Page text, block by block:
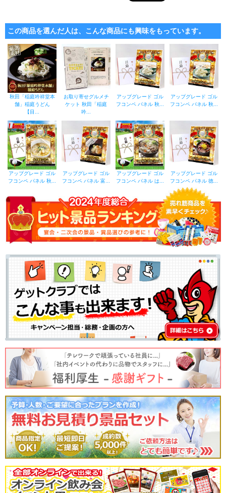
この商品を選んだ人は、こんな商品にも興味をもっています。
秋田「稲庭吟祥堂本
舗」稲庭うどん
【目...
お取り寄せグルメチ
ケット 秋田「稲庭
吟...
アップグレード ゴル
フコンペ パネル 秋...
アップグレード ゴル
フコンペ パネル 秋...
アップグレード ゴル
フコンペ パネル 秋...
アップグレード ゴル
フコンペ パネル 富...
アップグレード ゴル
フコンペ パネル は...
アップグレード ゴル
フコンペ パネル 徳...